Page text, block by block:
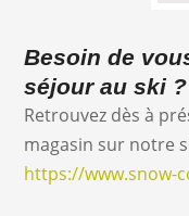
Besoin de
séjour au ski ?
Retrouvez dès à
magasin sur notre
https://www.snow-